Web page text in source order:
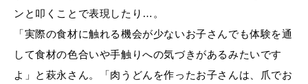
ンと叩くことで表現したり…。
「実際の食材に触れる機会が少ないお子さんでも体験を通
して食材の色合いや手触りへの気づきがあるみたいです
よ」と萩永さん。「肉うどんを作ったお子さんは、爪でお